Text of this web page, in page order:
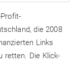
die 2008
Links
retten. Die Klick-